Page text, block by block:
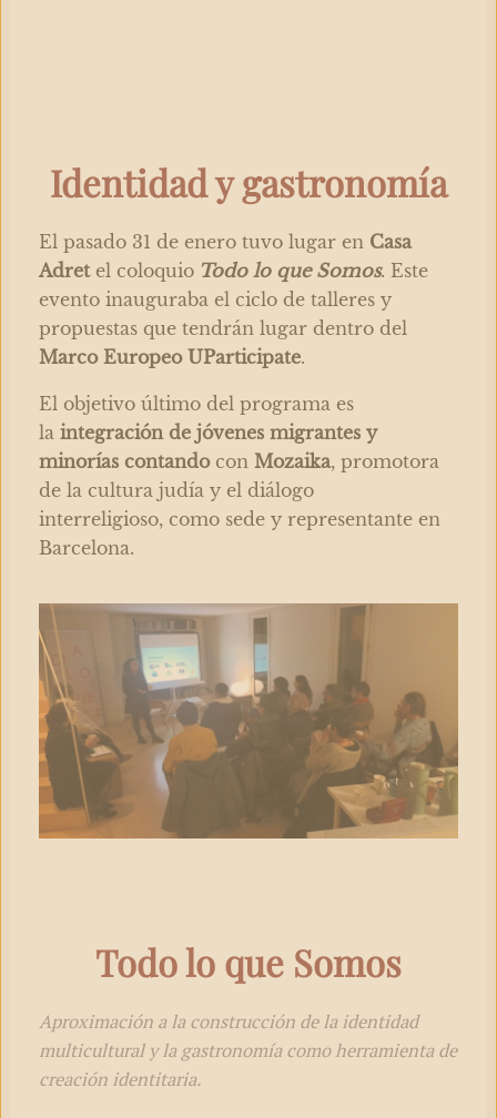
Identidad y gastronomía
El pasado 31 de enero tuvo lugar en Casa
Adretel coloquio Todo lo que Somos. Este
evento inauguraba el ciclo de talleres y
propuestas que tendrán lugar dentro del
Marco EuropeoUParticipate.
El objetivo último del programa es
laintegración de jóvenes migrantes y
minorías contandoconMozaika, promotora
de la cultura judía y el diálogo
interreligioso, como sede y representante en
Barcelona.
Todo lo que Somos
Aproximación a la construcción de la identidad
multicultural y la gastronomía como herramienta de
creación identitaria.